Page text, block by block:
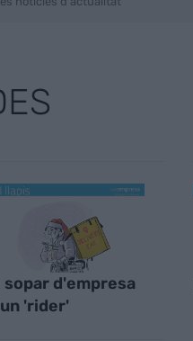
sopar d'empresa
'rider'